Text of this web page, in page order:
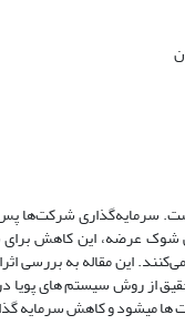
سرمایه‌گذاری شرکت‌ها
شوک عرضه، این کاهش
این مقاله به بررسی
سازی سناریو های تحقیق از روش
میشود و کاهش سرمایه